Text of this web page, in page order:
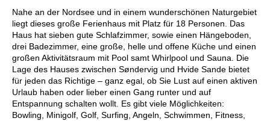
Nahe an der Nordsee und in einem wunderschönen Naturgebiet
liegt dieses große Ferienhaus mit Platz für 18 Personen. Das
Haus hat sieben gute Schlafzimmer, sowie einen Hängeboden,
drei Badezimmer, eine große, helle und offene Küche und einen
großen Aktivitätsraum mit Pool samt Whirlpool und Sauna. Die
Lage des Hauses zwischen Søndervig und Hvide Sande bietet
für jeden das Richtige – ganz egal, ob Sie Lust auf einen aktiven
Urlaub haben oder lieber einen Gang runter und auf
Entspannung schalten wollt. Es gibt viele Möglichkeiten:
Bowling, Minigolf, Golf, Surfing, Angeln, Schwimmen, Fitness,